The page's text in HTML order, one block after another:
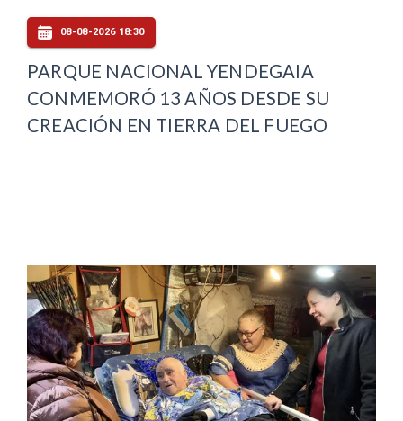
08-08-2026 18:30
PARQUE NACIONAL YENDEGAIA
CONMEMORÓ 13 AÑOS DESDE SU
CREACIÓN EN TIERRA DEL FUEGO